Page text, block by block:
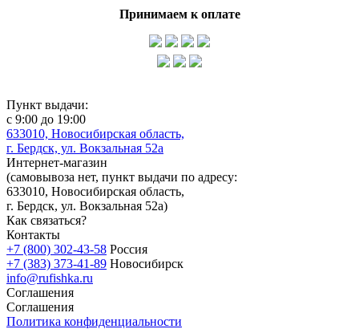
Принимаем к оплате
Пункт выдачи:
с 9:00 до 19:00
633010, Новосибирская область,
г. Бердск, ул. Вокзальная 52а
Интернет-магазин
(самовывоза нет, пункт выдачи по адресу:
633010, Новосибирская область,
г. Бердск, ул. Вокзальная 52а)
Как связаться?
Контакты
+7 (800) 302-43-58 Россия
+7 (383) 373-41-89 Новосибирск
info@rufishka.ru
Соглашения
Соглашения
Политика конфиденциальности